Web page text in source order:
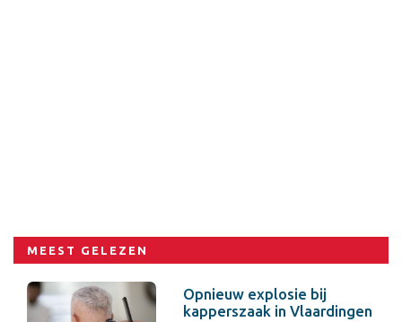
MEEST GELEZEN
Opnieuw explosie bij
kapperszaak in Vlaardingen